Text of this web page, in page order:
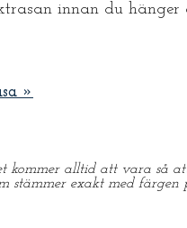
innan du hänger
»
kommer alltid att vara så
exakt med färgen